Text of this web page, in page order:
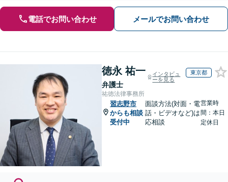
電話でお問い合わせ メールでお問い合わせ
徳永 祐一
弁護士
インタビュ
ーを見る
東京都
祐徳法律事務所
習志野市
からも相談
受付中
面談方法(対面・電
話・ビデオなど)は
応相談
営業時
間：本日
定休日